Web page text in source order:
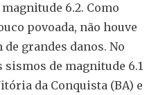
6.2. Como
povoada, não houve
grandes danos. No
de magnitude 6.1
da Conquista (BA) e